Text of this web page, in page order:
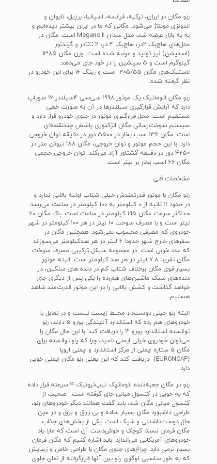
رنو مگان در ایران، ترکیه، فرانسه، اسپانیا، برزیل، تایوان و
اندونزی مونتاژ می‌شود. مگانی که ما در ایران بیشتر دیده‌ایم و
به به بازار عرضه شد، مدل سدان Megane II است. مگان در
مدل‌های هاچ‌بک 2در، هاچ‌بک 4 در، CC 2در و گرندتور
(استیشن) نیز تولید و عرضه شده است. وزن مگان 1385
گیلوگرم است و 5 سرنشین را در خود جای می‌دهد.
لاستیک‌های مگان 205/55 است و رینگ 16 برای این خودرو در
نظر گرفته شده.
رنو مگان اتوماتیک یک موتور 1998 سی‌سی 4سیلندر 16 سوپاپ
دارد که آرایش قرارگیری سیلندرها در آن به صورت خطی
مستقیم است. محل قرارگیری موتور در جلوی خودرو قرار دارد و
سیستم سوخت‌رسانی مگان انژکتوری پاشش چندنقطه‌ای
است. مگان 136 اسب بخار در 5500 دور در دقیقه توان خروجی
دارد. با این حجم موتور و توان خروجی، مگان 188 نیوتن متر در
4250 دور در دقیقه گشتاور آزاد می‌کند. توان خروجی حجمی
مگان 66 اسب بخار بر لیتر است.
مشخصات فنی
رنو مگان با موتور قدرتمندش خیلی شتاب اولیه بالایی ندارد و
در حدود 11 ثانیه از 0 کیلومتر به 100 کیلومتر در ساعت می‌رسد.
حداکثر سرعت مگان 195 کیلومتر در ساعت است. باک مگان 60
لیتر است و با مصرف سوخت 10 لیتر در هر 100 کیلومتر در شهر
خودروی کم مصرفی محسوب نمی‌شود. همچنین مگان در
سفرهای خارج شهر حدودا 6 لیتر در هر صدکیلومتر می‌سوزاند
که عدد خوبی است. در مجموعه سیکل ترکیبی مصرف سوخت
مگان تقریبا 7.8 لیتر در هر صد کیلومتر است. البته موتور
بسیار قوی مگان برخلاف شتاب کم در دنده های سنگین، در
دنده‌های سبک ماشین‌های هم‌رده را یکی پس از دیگری جای
خواهد گذاشت و کشش بالایی را در این موتور قدرت‌مند شاهد
هستیم.
البته رنو خیلی دوست‌دار محیط زیست نیست و در تقابل با
خودروهای هم رده که استاندارد آلایندگی یورو 5 دارند، رنو
توانسته استاندارد یورو 3 را دریافت کند. با این حال مگان را
می‌توان خودروی خیلی ایمنی نامید، چرا که رنو توانسته برای
مگان 5 ستاره ایمنی از مرکز استاندارد و ایمنی اروپا
(EURONCAP) دریافت کند که این یعنی رنو مگان ایمنی خوبی
دارد.
رنو در مگان جعبه‌دنده اتوماتیک تیپ‌ترونیک 4 سرعته قرار داده
که به خوبی در کنسول میانی جای گرفته است. صحبت از
کنسول میانی مگان شد، باید گفت همانند دیگر خودروهای رنو،
طراحی داشبورد مگان بسیار ساده و بی زرق و برق و در عین
حال دوست‌داشتنی و شیک است. یکی از بخش‌های جذاب
مگان فرمان نسبتا کوچک و خوش‌دست آن است که مارا یاد
خودروهای آمریکایی می‌اندازد. باید اشاره کنیم که مگان فرمان
بسیار نرمی دارد. چراغ‌های جلوی مگان با طراحی خاص و زیبایش
که به طور مناسبی لوگوی رنو بین آنها قرارگرفته از نمای جلوی